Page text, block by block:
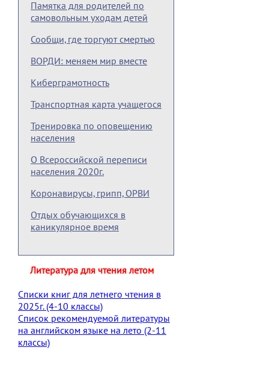
Памятка для родителей по
самовольным уходам детей
Сообщи, где торгуют смертью
ВОРДИ: меняем мир вместе
Киберграмотность
Транспортная карта учащегося
Тренировка по оповещению
населения
О Всероссийской переписи
населения 2020г.
Коронавирусы, грипп, ОРВИ
Отдых обучающихся в
каникулярное время
Литература для чтения летом
Списки книг для летнего чтения в
2025г. (4-10 классы)
Список рекомендуемой литературы
на английском языке на лето (2-11
классы)